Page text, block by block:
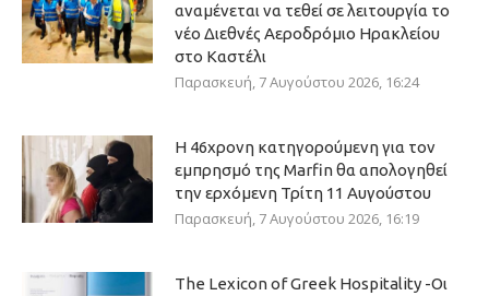
αναμένεται να τεθεί σε λειτουργία το
νέο Διεθνές Αεροδρόμιο Ηρακλείου
στο Καστέλι
Παρασκευή, 7 Αυγούστου 2026, 16:24
Η 46χρονη κατηγορούμενη για τον
εμπρησμό της Marfin θα απολογηθεί
την ερχόμενη Τρίτη 11 Αυγούστου
Παρασκευή, 7 Αυγούστου 2026, 16:19
The Lexicon of Greek Hospitality -Οι